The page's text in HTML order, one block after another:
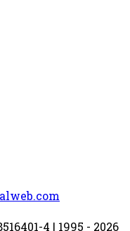
4 | 1995 - 2026